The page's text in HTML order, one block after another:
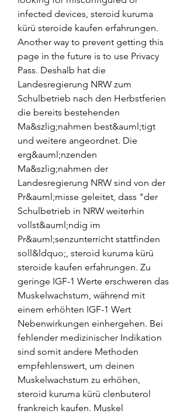
infected devices, steroid kuruma
kürü steroide kaufen erfahrungen.
Another way to prevent getting this
page in the future is to use Privacy
Pass. Deshalb hat die
Landesregierung NRW zum
Schulbetrieb nach den Herbstferien
die bereits bestehenden
Ma&szlig;nahmen best&auml;tigt
und weitere angeordnet. Die
erg&auml;nzenden
Ma&szlig;nahmen der
Landesregierung NRW sind von der
Pr&auml;misse geleitet, dass "der
Schulbetrieb in NRW weiterhin
vollst&auml;ndig im
Pr&auml;senzunterricht stattfinden
soll&ldquo;, steroid kuruma kürü
steroide kaufen erfahrungen. Zu
geringe IGF-1 Werte erschweren das
Muskelwachstum, während mit
einem erhöhten IGF-1 Wert
Nebenwirkungen einhergehen. Bei
fehlender medizinischer Indikation
sind somit andere Methoden
empfehlenswert, um deinen
Muskelwachstum zu erhöhen,
steroid kuruma kürü clenbuterol
frankreich kaufen. Muskel